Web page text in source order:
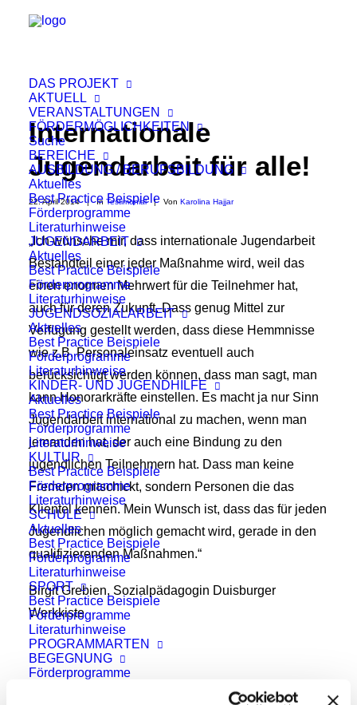
DAS PROJEKT
AKTUELL
VERANSTALTUNGEN
FÖRDERMÖGLICHKEITEN
Suche
BEREICHE
AUSBILDUNG / BERUFSBILDUNG
Aktuelles
Best Practice Beispiele
Förderprogramme
Literaturhinweise
JUGENDARBEIT
Aktuelles
Best Practice Beispiele
Förderprogramme
Literaturhinweise
JUGENDSOZIALARBEIT
Aktuelles
Best Practice Beispiele
Förderprogramme
Literaturhinweise
KINDER- UND JUGENDHILFE
Aktuelles
Best Practice Beispiele
Förderprogramme
Literaturhinweise
KULTUR
Best Practice Beispiele
Förderprogramme
Literaturhinweise
SCHULE
Aktuelles
Best Practice Beispiele
Förderprogramme
Literaturhinweise
SPORT
Best Practice Beispiele
Förderprogramme
Literaturhinweise
PROGRAMMARTEN
BEGEGNUNG
Förderprogramme
Internationale
Jugendarbeit für alle!
22. April 2014 | In Testimonial | Von Karolina Hajjar
„Ich wünsche mir, dass internationale Jugendarbeit
Bestandteil einer jeder Maßnahme wird, weil das
einen enormen Mehrwert für die Teilnehmer hat,
auch für deren Zukunft. Dass genug Mittel zur
Verfügung gestellt werden, dass diese Hemmnisse
wie z.B. Personaleinsatz eventuell auch
berücksichtigt werden können, dass man sagt, man
kann Honorarkräfte einstellen. Es macht ja nur Sinn
Jugendarbeit international zu machen, wenn man
jemanden hat, der auch eine Bindung zu den
jugendlichen Teilnehmern hat. Dass man keine
Fremden mitschickt, sondern Personen die das
Klientel kennen. Mein Wunsch ist, dass das für jeden
Jugendlichen möglich gemacht wird, gerade in den
qualifizierenden Maßnahmen.“
Birgit Grebien, Sozialpädagogin Duisburger
Werkkiste